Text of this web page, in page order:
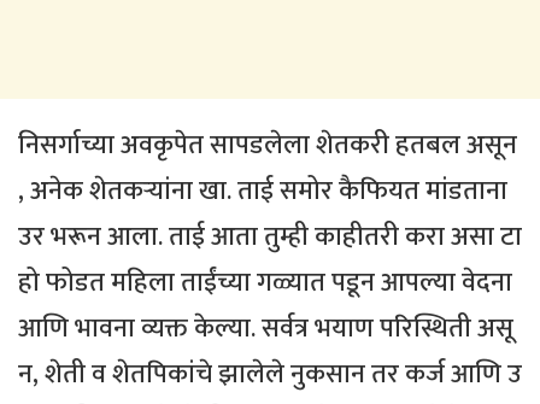
निसर्गाच्या अवकृपेत सापडलेला शेतकरी हतबल असून
, अनेक शेतकऱ्यांना खा. ताई समोर कैफियत मांडताना
उर भरून आला. ताई आता तुम्ही काहीतरी करा असा टा
हो फोडत महिला ताईंच्या गळ्यात पडून आपल्या वेदना
आणि भावना व्यक्त केल्या. सर्वत्र भयाण परिस्थिती असू
न, शेती व शेतपिकांचे झालेले नुकसान तर कर्ज आणि उ